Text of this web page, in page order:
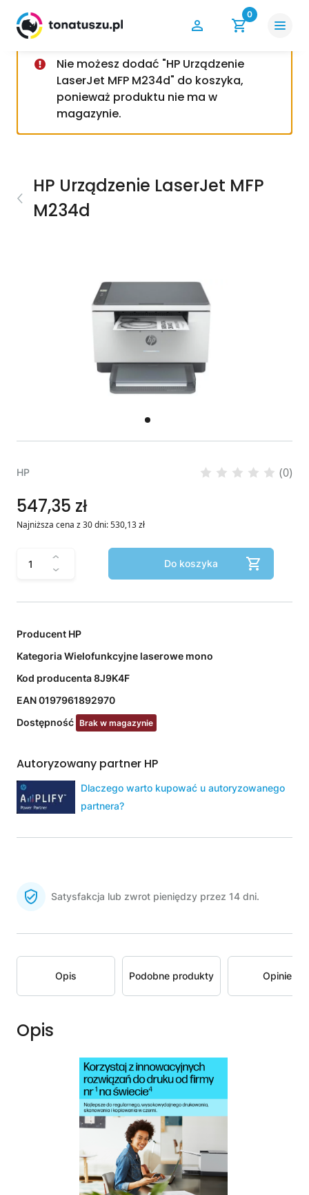
0
Nie możesz dodać "HP Urządzenie
LaserJet MFP M234d" do koszyka,
ponieważ produktu nie ma w
magazynie.
HP Urządzenie LaserJet MFP
M234d
HP (0)
547,35 zł
Najniższa cena z 30 dni:530,13zł
Producent HP
KategoriaWielofunkcyjne laserowe mono
Kod producenta8J9K4F
EAN0197961892970
Dostępność Brak w magazynie
Do koszyka
Autoryzowany partner HP
Dlaczego warto kupować u autoryzowanego
partnera?
Satysfakcja lub zwrot pieniędzy przez 14 dni.
Opis Podobne produkty Opinie
Opis